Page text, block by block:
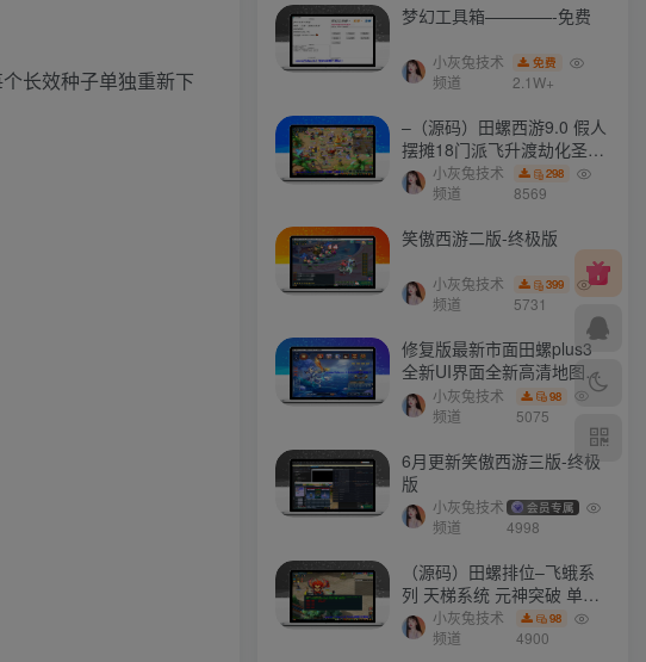
长效种子单独重新下
梦幻工具箱————-免费
小灰兔技术
频道
免费
2.1W+
–（源码）田螺西游9.0 假人
摆摊18门派飞升渡劫化圣助
战最新BB谛听….
小灰兔技术
频道
298
8569
笑傲西游二版-终极版
小灰兔技术
频道
399
5731
修复版最新市面田螺plus3
全新UI界面全新高清地图18
门派 修复了后门ggeserver
打不开
小灰兔技术
频道
98
5075
6月更新笑傲西游三版-终极
版
小灰兔技术
频道
会员专属
4998
（源码）田螺排位–飞蛾系
列 天梯系统 元神突破 单机
免费 含GM工具
小灰兔技术
频道
98
4900